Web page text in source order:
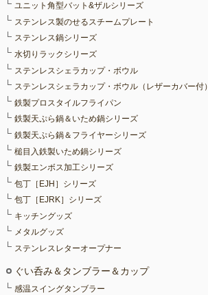
ユニット角型バット&ザルシリーズ
ステンレス製のせるスチームプレート
ステンレス鍋シリーズ
水切りラックシリーズ
ステンレスシェラカップ・ボウル
ステンレスシェラカップ・ボウル（レザーカバー付）
鉄製プロスタイルフライパン
鉄製天ぷら鍋＆いため鍋シリーズ
鉄製天ぷら鍋＆フライヤーシリーズ
槌目入鉄製いため鍋シリーズ
鉄製エンボス加工シリーズ
包丁［EJH］シリーズ
包丁［EJRK］シリーズ
キッチングッズ
メタルグッズ
ステンレスレターオープナー
ぐい呑み＆タンブラー＆カップ
感温スイングタンブラー